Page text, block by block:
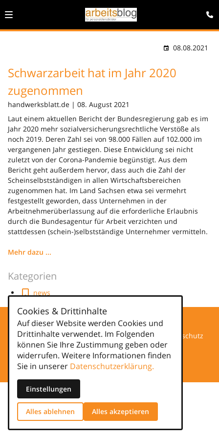
08.08.2021
Schwarzarbeit hat im Jahr 2020
zugenommen
handwerksblatt.de | 08. August 2021
Laut einem aktuellen Bericht der Bundesregierung gab es im
Jahr 2020 mehr sozialversicherungsrechtliche Verstöße als
noch 2019. Deren Zahl sei von 98.000 Fällen auf 102.000 im
vergangenen Jahr gestiegen. Diese Entwicklung sei nicht
zuletzt von der Corona-Pandemie begünstigt. Aus dem
Bericht geht außerdem hervor, dass auch die Zahl der
Scheinselbstständigen in allen Wirtschaftsbereichen
zugenommen hat. Im Land Sachsen etwa sei vermehrt
festgestellt geworden, dass Unternehmen in der
Arbeitnehmerüberlassung auf die erforderliche Erlaubnis
durch die Bundesagentur für Arbeit verzichten und
stattdessen (schein-)selbstständige Unternehmer vermitteln.
Mehr dazu ...
Kategorien
news
Datenschutz
Impressum
Cookies & Drittinhalte
Auf dieser Website werden Cookies und
Drittinhalte verwendet. Im Folgenden
können Sie Ihre Zustimmung geben oder
widerrufen. Weitere Informationen finden
Sie in unserer Datenschutzerklärung.
Einstellungen
Alles ablehnen Alles akzeptieren